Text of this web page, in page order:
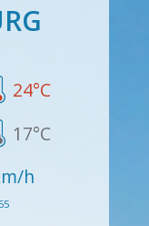
24°C
17°C
h